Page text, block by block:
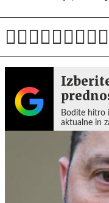
Bodite hitro
aktualne in